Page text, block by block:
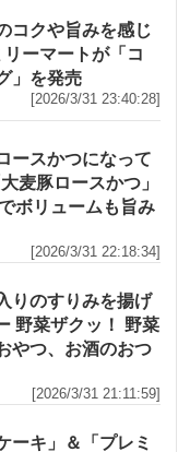
コクや旨みを感じ
ーマートが「コ
」を発売
[2026/3/31 23:40:28]
ースかつになって
麦豚ロースかつ」
ボリュームも旨み
[2026/3/31 22:18:34]
りのすりみを揚げ
野菜ザクッ！ 野菜
やつ、お酒のおつ
[2026/3/31 21:11:59]
ーキ」＆「プレミ